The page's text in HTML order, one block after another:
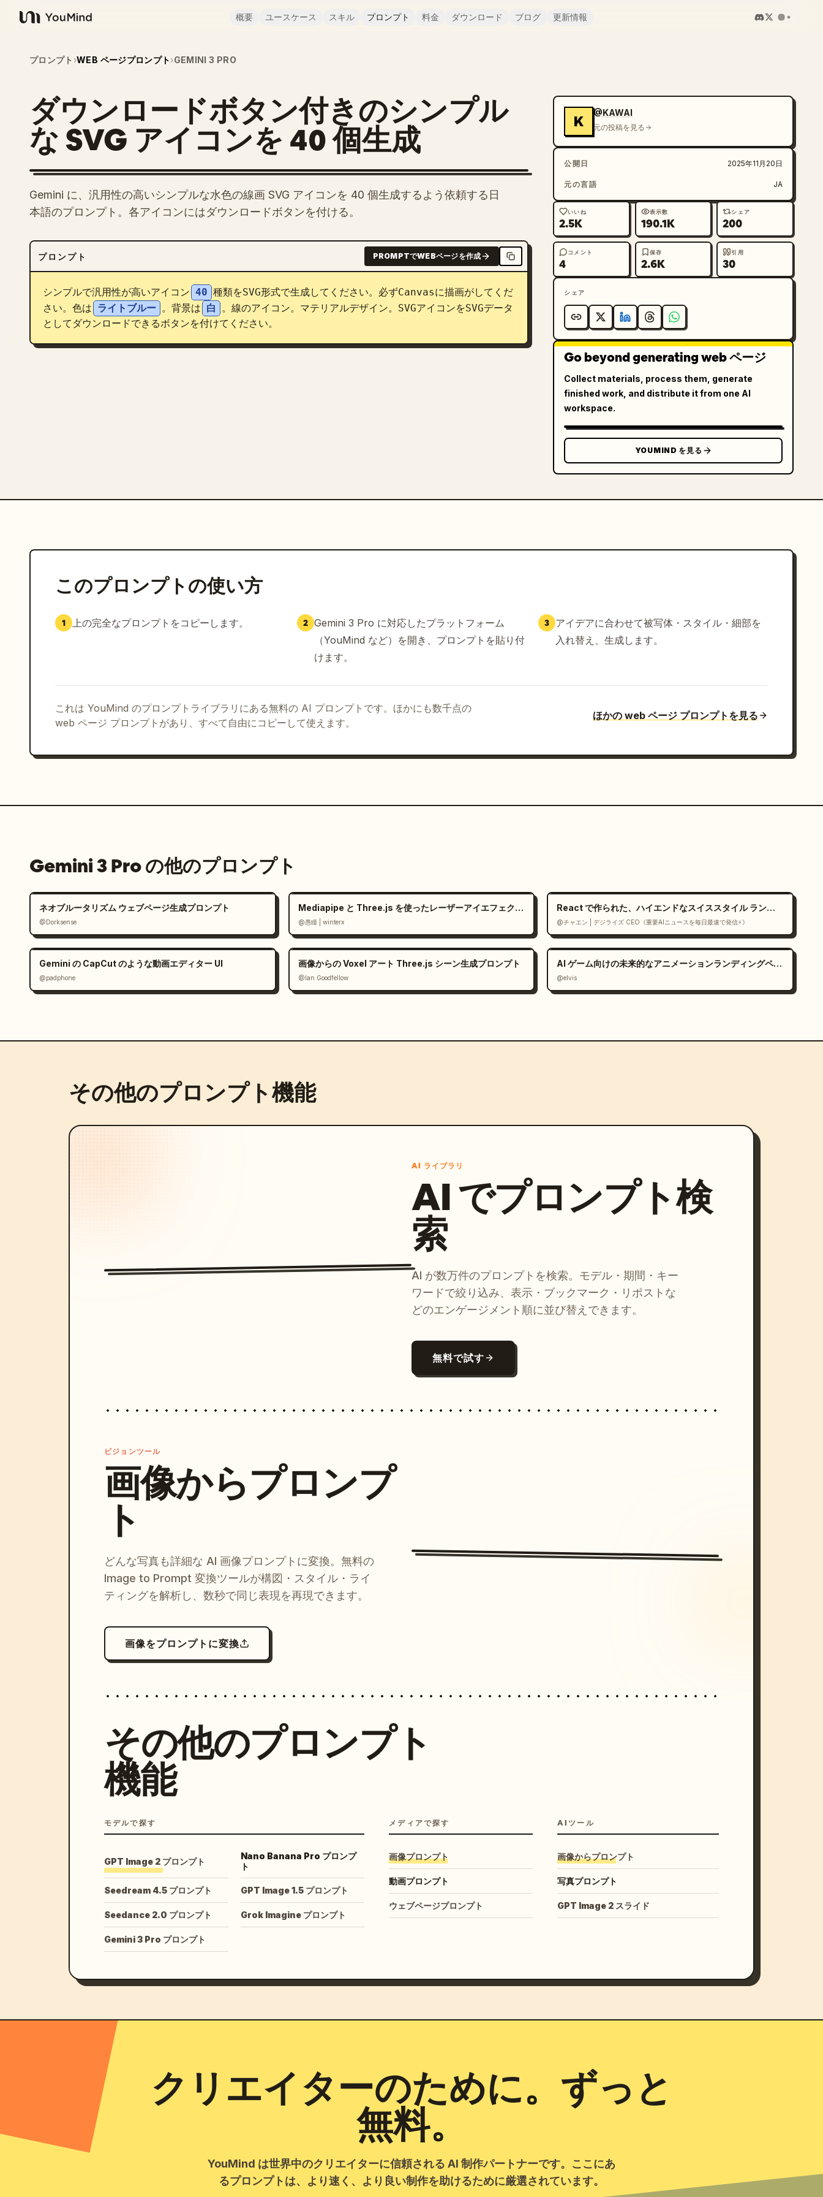
YouMind
概要 ユースケース スキル プロンプト 料金 ダウンロード ブログ 更新情報
プロンプト ›WEB ページプロンプト›GEMINI 3 PRO
ダウンロードボタン付きのシンプル
な SVG アイコンを 40 個生成
Gemini に、汎用性の高いシンプルな水色の線画 SVG アイコンを 40 個生成するよう依頼する日
本語のプロンプト。各アイコンにはダウンロードボタンを付ける。
プロンプト PROMPTでWEBページを作成
シンプルで汎用性が高いアイコン 40 種類をSVG形式で生成してください。必ずCanvasに描画がしてくだ
さい。色は ライトブルー 。背景は 白
。線のアイコン。マテリアルデザイン。SVGアイコンをSVGデータ
としてダウンロードできるボタンを付けてください。
K
@KAWAI
元の投稿を見る
公開日 2025年11月20日
元の言語 JA
いいね
2.5K
表示数
190.1K
シェア
200
コメント
4
保存
2.6K
引用
30
シェア
Go beyond generating web ページ
Collect materials, process them, generate
finished work, and distribute it from one AI
workspace.
YOUMIND を見る
このプロンプトの使い方
1 上の完全なプロンプトをコピーします。 2 Gemini 3 Pro に対応したプラットフォーム
（YouMind など）を開き、プロンプトを貼り付
けます。
3
アイデアに合わせて被写体・スタイル・細部を
入れ替え、生成します。
これは YouMind のプロンプトライブラリにある無料の AI プロンプトです。ほかにも数千点の
web ページ プロンプトがあり、すべて自由にコピーして使えます。
ほかの web ページ プロンプトを見る
Gemini 3 Pro の他のプロンプト
ネオブルータリズム ウェブページ生成プロンプト
@Dorksense
Mediapipe と Three.js を使ったレーザーアイエフェクトの Web デモ
@愚瞳 | winterx
React で作られた、ハイエンドなスイススタイル ランディング ページ ジェネレーター
@チャエン | デジライズ CEO《重要AIニュースを毎日最速で発信⚡️》
Gemini の CapCut のような動画エディター UI
@padphone
画像からの Voxel アート Three.js シーン生成プロンプト
@Ian Goodfellow
AI ゲーム向けの未来的なアニメーションランディングページ
@elvis
その他のプロンプト機能
AI ライブラリ
AI でプロンプト検
索
AI が数万件のプロンプトを検索。モデル・期間・キー
ワードで絞り込み、表示・ブックマーク・リポストな
どのエンゲージメント順に並び替えできます。
無料で試す
ビジョンツール
画像からプロンプ
ト
どんな写真も詳細な AI 画像プロンプトに変換。無料の
Image to Prompt 変換ツールが構図・スタイル・ライ
ティングを解析し、数秒で同じ表現を再現できます。
画像をプロンプトに変換
その他のプロンプト
機能
モデルで探す
GPT Image 2 プロンプト
Nano Banana Pro プロンプ
ト
Seedream 4.5 プロンプト GPT Image 1.5 プロンプト
Seedance 2.0 プロンプト Grok Imagine プロンプト
Gemini 3 Pro プロンプト
メディアで探す
画像プロンプト
動画プロンプト
ウェブページプロンプト
AIツール
画像からプロンプト
写真プロンプト
GPT Image 2 スライド
クリエイターのために。ずっと
無料。
YouMind は世界中のクリエイターに信頼される AI 制作パートナーです。ここにあ
るプロンプトは、より速く、より良い制作を助けるために厳選されています。